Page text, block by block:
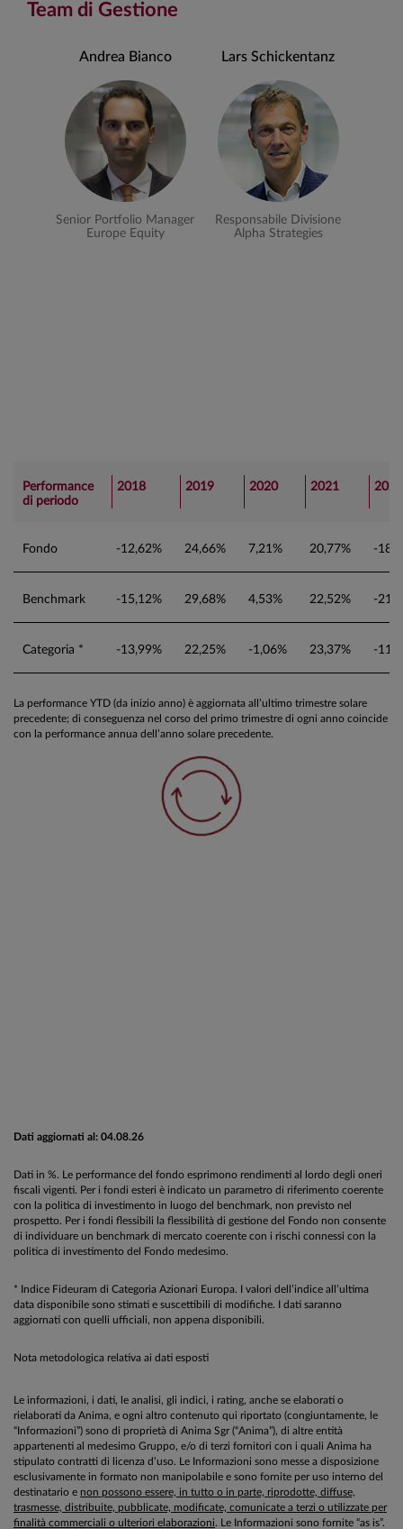
Team di Gestione
Andrea Bianco
Senior Portfolio Manager
Europe Equity
Lars Schickentanz
Responsabile Divisione
Alpha Strategies
Performance
di periodo
2018 2019 2020 2021 2022
Fondo -12,62% 24,66% 7,21% 20,77% -
Benchmark -15,12% 29,68% 4,53% 22,52% -
Categoria * -13,99% 22,25% -1,06% 23,37% -
La performance YTD (da inizio anno) è aggiornata all’ultimo trimestre solare
precedente; di conseguenza nel corso del primo trimestre di ogni anno coincide
con la performance annua dell’anno solare precedente.
Dati aggiornati al: 04.08.26
Dati in %. Le performance del fondo esprimono rendimenti al lordo degli oneri
fiscali vigenti. Per i fondi esteri è indicato un parametro di riferimento coerente
con la politica di investimento in luogo del benchmark, non previsto nel
prospetto. Per i fondi flessibili la flessibilità di gestione del Fondo non consente
di individuare un benchmark di mercato coerente con i rischi connessi con la
politica di investimento del Fondo medesimo.
* Indice Fideuram di Categoria Azionari Europa. I valori dell’indice all’ultima
data disponibile sono stimati e suscettibili di modifiche. I dati saranno
aggiornati con quelli ufficiali, non appena disponibili.
Nota metodologica relativa ai dati esposti
Le informazioni, i dati, le analisi, gli indici, i rating, anche se elaborati o
rielaborati da Anima, e ogni altro contenuto qui riportato (congiuntamente, le
“Informazioni”) sono di proprietà di Anima Sgr (“Anima”), di altre entità
appartenenti al medesimo Gruppo, e/o di terzi fornitori con i quali Anima ha
stipulato contratti di licenza d’uso. Le Informazioni sono messe a disposizione
esclusivamente in formato non manipolabile e sono fornite per uso interno del
destinatario e non possono essere, in tutto o in parte, riprodotte, diffuse,
trasmesse, distribuite, pubblicate, modificate, comunicate a terzi o utilizzate per
finalità commerciali o ulteriori elaborazioni. Le Informazioni sono fornite “as is”.